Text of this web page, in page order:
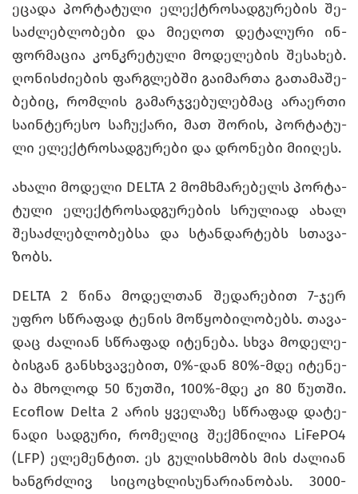
ე­ცა­და პორ­ტა­ტუ­ლი ელექტრო­სად­გუ­რე­ბის შე­
საძ­ლებ­ლო­ბე­ბი და მი­ე­ღოთ დე­ტა­ლუ­რი ინ­
ფორ­მა­ცია კონ­კრე­ტუ­ლი მო­დე­ლე­ბის შე­სა­ხებ.
ღო­ნის­ძი­ე­ბის ფარ­გლებ­ში გა­ი­მარ­თა გა­თა­მა­შე­
ბე­ბიც, რომ­ლის გა­მარ­ჯვე­ბუ­ლებ­მაც არა­ერ­თი
სა­ინ­ტე­რე­სო სა­ჩუ­ქა­რი, მათ შო­რის, პორ­ტა­ტუ­
ლი ელექტრო­სად­გუ­რე­ბი და დრო­ნე­ბი მი­ი­ღეს.
ახა­ლი მო­დე­ლი DELTA 2 მომ­ხმა­რე­ბელს პორ­ტა­
ტუ­ლი ელექტრო­სად­გუ­რე­ბის სრუ­ლი­ად ახალ
შე­საძ­ლებ­ლო­ბებ­სა და სტან­დარ­ტებს სთა­ვა­
ზობს.
DELTA 2 წინა მო­დელ­თან შე­და­რე­ბით 7-ჯერ
უფრო სწრა­ფად ტე­ნის მო­წყო­ბი­ლო­ბებს. თა­ვა­
დაც ძა­ლი­ან სწრა­ფად იტე­ნე­ბა. სხვა მო­დე­ლე­
ბის­გან გან­სხვა­ვე­ბით, 0%-დან 80%-მდე იტე­ნე­
ბა მხო­ლოდ 50 წუთ­ში, 100%-მდე კი 80 წუთ­ში.
Ecoflow Delta 2 არის ყვე­ლა­ზე სწრა­ფად და­ტე­
ნა­დი სად­გუ­რი, რო­მე­ლიც შექ­მნი­ლია LiFePO4
(LFP) ელე­მენ­ტით. ეს გუ­ლის­ხმობს მის ძა­ლი­ან
ხან­გრძლივ სი­ცო­ცხლი­სუ­ნა­რი­ა­ნო­ბას. 3000-